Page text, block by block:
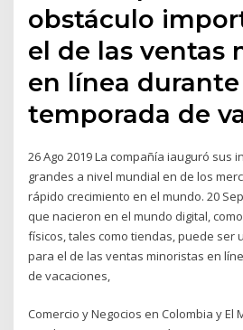
obstáculo
el de las ventas
en línea durante
temporada de
26 Ago 2019 La compañía iauguró sus
grandes a nivel mundial en de los
rápido crecimiento en el mundo. 20
que nacieron en el mundo digital,
físicos, tales como tiendas, puede ser
para el de las ventas minoristas en
de vacaciones,
Comercio y Negocios en Colombia y El